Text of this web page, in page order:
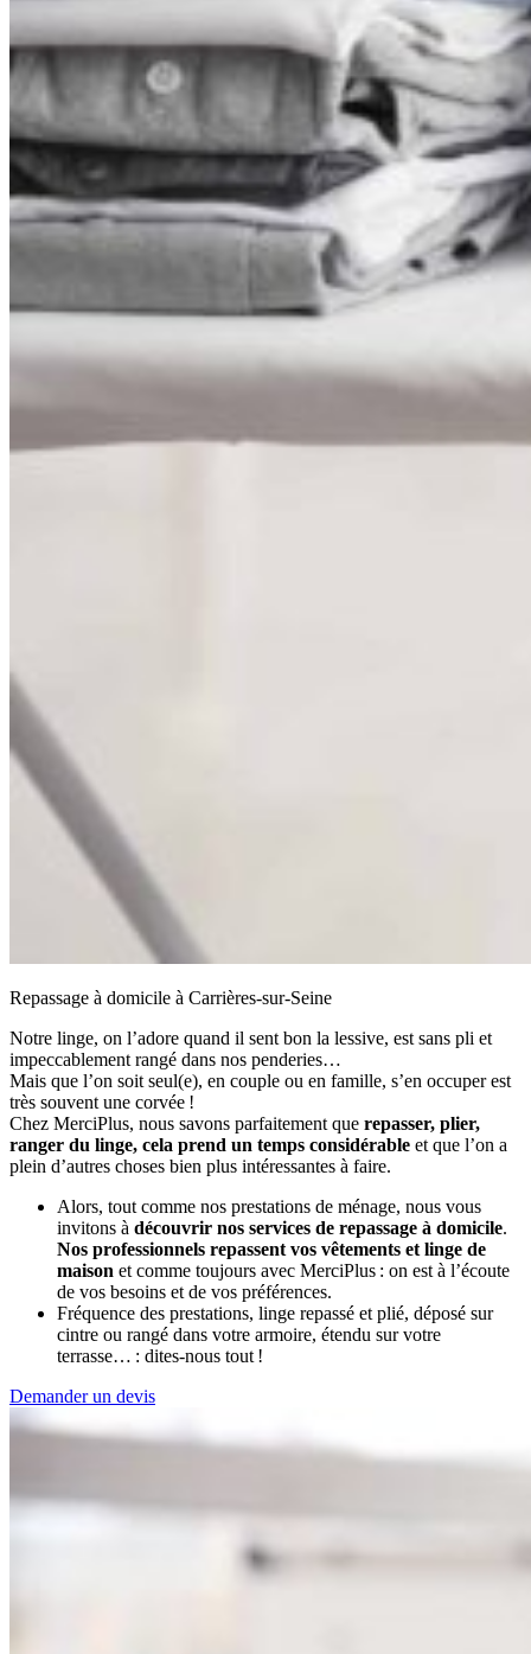
Repassage à domicile à Carrières-sur-Seine
Notre linge, on l’adore quand il sent bon la lessive, est sans pli et
impeccablement rangé dans nos penderies…
Mais que l’on soit seul(e), en couple ou en famille, s’en occuper est
très souvent une corvée !
Chez MerciPlus, nous savons parfaitement que repasser, plier,
ranger du linge, cela prend un temps considérable et que l’on a
plein d’autres choses bien plus intéressantes à faire.
Alors, tout comme nos prestations de ménage, nous vous
invitons à découvrir nos services de repassage à domicile.
Nos professionnels repassent vos vêtements et linge de
maison et comme toujours avec MerciPlus : on est à l’écoute
de vos besoins et de vos préférences.
Fréquence des prestations, linge repassé et plié, déposé sur
cintre ou rangé dans votre armoire, étendu sur votre
terrasse… : dites-nous tout !
Demander un devis